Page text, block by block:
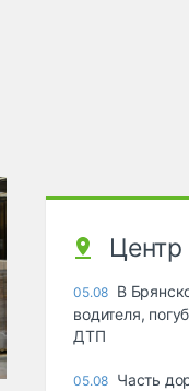
Центр
05.08 В
водителя,
ДТП
05.08 Часть